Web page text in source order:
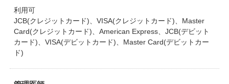
利用可
JCB(クレジットカード)、VISA(クレジットカード)、Master
Card(クレジットカード)、American Express、JCB(デビット
カード)、VISA(デビットカード)、Master Card(デビットカー
ド)